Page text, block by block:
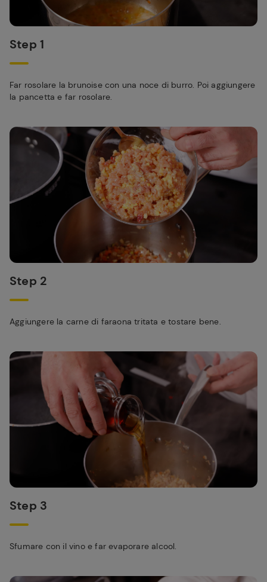
Step 1
Far rosolare la brunoise con una noce di burro. Poi aggiungere
la pancetta e far rosolare.
Step 2
Aggiungere la carne di faraona tritata e tostare bene.
Step 3
Sfumare con il vino e far evaporare alcool.